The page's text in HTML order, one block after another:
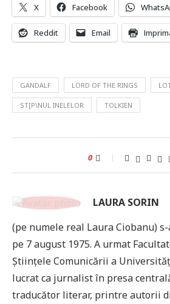
X Facebook
Reddit Email
GANDALF LORD OF THE RINGS
ST[P\NUL INELELOR TOLKIEN
0
LAURA SORIN
(pe numele real Laura Ciobanu)
pe 7 august 1975. A urmat
Ştiinţele Comunicării a
lucrat ca jurnalist în presa
traducător literar, printre autorii